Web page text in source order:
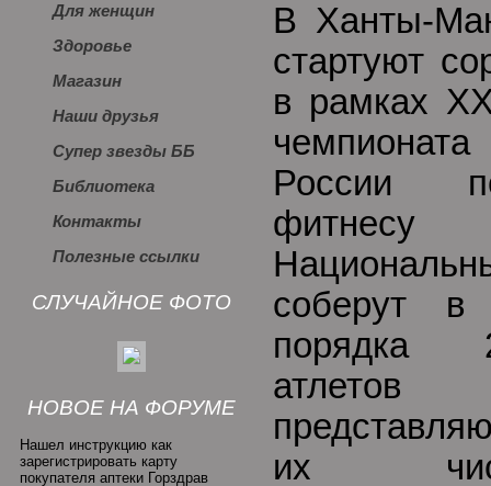
Для женщин
Здоровье
Магазин
Наши друзья
Супер звезды ББ
Библиотека
Контакты
Полезные ссылки
СЛУЧАЙНОЕ ФОТО
НОВОЕ НА ФОРУМЕ
Нашел инструкцию как
зарегистрировать карту
покупателя аптеки Горздрав
В Ханты-
стартуют
в рамках
России
фитнесу
соберут в
порядка
атлетов
их